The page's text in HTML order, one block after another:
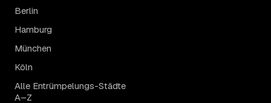
Berlin
Hamburg
München
Köln
Alle Entrümpelungs-Städte
A–Z